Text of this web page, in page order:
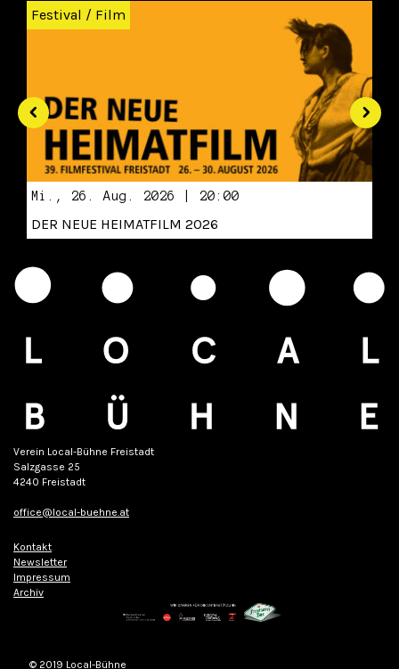
Festival / Film
Mi., 26. Aug. 2026 | 20:00
DER NEUE HEIMATFILM 2026
Verein Local-Bühne Freistadt
Salzgasse 25
4240 Freistadt
office@local-buehne.at
Kontakt
Newsletter
Impressum
Archiv
© 2019 Local-Bühne